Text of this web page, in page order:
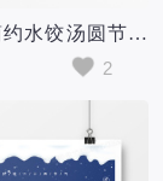
红色冬至简约水饺汤圆节气海报
2